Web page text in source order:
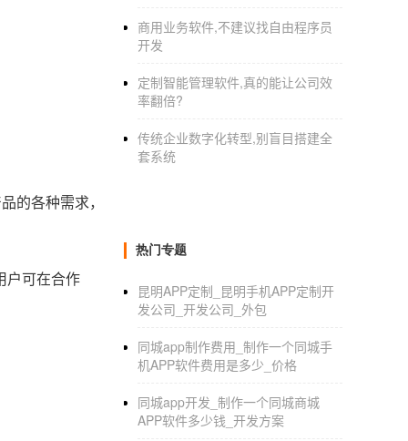
的各种需求，
户可在合作
商用业务软件,不建议找自由程序员
开发
定制智能管理软件,真的能让公司效
率翻倍?
传统企业数字化转型,别盲目搭建全
套系统
热门专题
昆明APP定制_昆明手机APP定制开
发公司_开发公司_外包
同城app制作费用_制作一个同城手
机APP软件费用是多少_价格
同城app开发_制作一个同城商城
APP软件多少钱_开发方案